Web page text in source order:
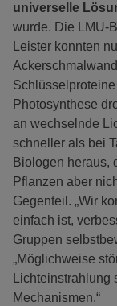
universelle
wurde. Die LMU-
Leister konnten
Photosynthese
an wechselnde
schneller als bei
Biologen heraus,
Pflanzen aber
Gegenteil. „Wir
einfach ist,
Gruppen
„Möglichweise
Mechanismen.“